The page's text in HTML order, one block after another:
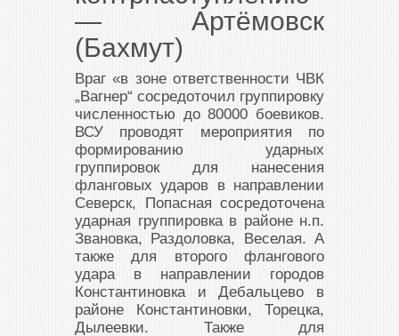
— Артёмовск
(Бахмут)
Враг «в зоне ответственности ЧВК
„Вагнер“ сосредоточил группировку
численностью до 80000 боевиков.
ВСУ проводят мероприятия по
формированию ударных
группировок для нанесения
фланговых ударов в направлении
Северск, Попасная сосредоточена
ударная группировка в районе н.п.
Звановка, Раздоловка, Веселая. А
также для второго флангового
удара в направлении городов
Константиновка и Дебальцево в
районе Константиновки, Торецка,
Дылеевки. Также для